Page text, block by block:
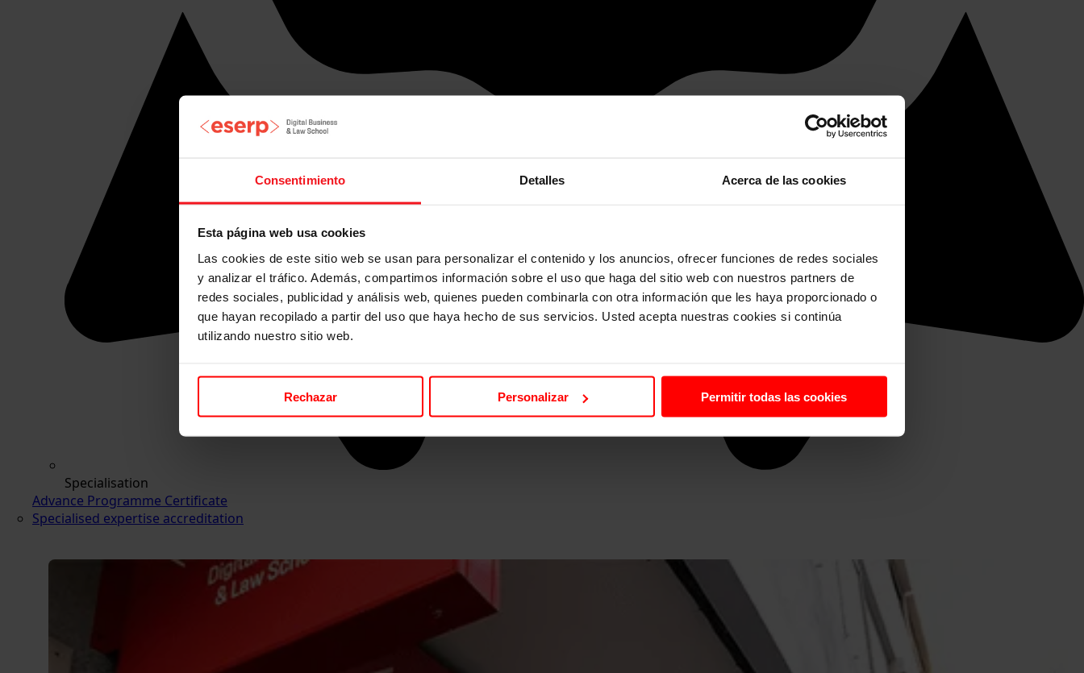
Consentimiento Detalles Acerca de las cookies
Esta página web usa cookies
Las cookies de este sitio web se usan para personalizar el contenido y los anuncios, ofrecer funciones de redes sociales
y analizar el tráfico. Además, compartimos información sobre el uso que haga del sitio web con nuestros partners de
redes sociales, publicidad y análisis web, quienes pueden combinarla con otra información que les haya proporcionado o
que hayan recopilado a partir del uso que haya hecho de sus servicios. Usted acepta nuestras cookies si continúa
utilizando nuestro sitio web.
Rechazar Personalizar Permitir todas las cookies
Specialisation
Advance Programme Certificate
Specialised expertise accreditation